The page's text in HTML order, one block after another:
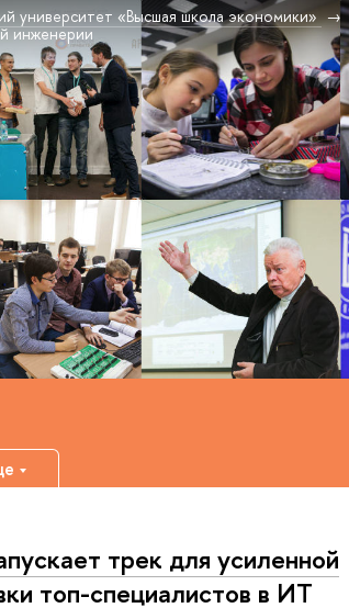
университет «Высшая школа экономики»
инженерии
трек для усиленной
топ-специалистов в ИТ